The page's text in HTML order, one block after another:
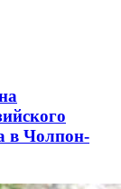
в Чолпон-